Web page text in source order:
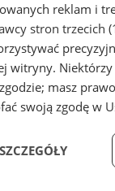
reklam i
stron trzecich
witryny.
masz
swoją zgodę w